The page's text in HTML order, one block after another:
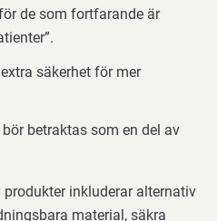
de som fortfarande är
säkerhet för mer
betraktas som en del av
inkluderar alternativ
material, säkra